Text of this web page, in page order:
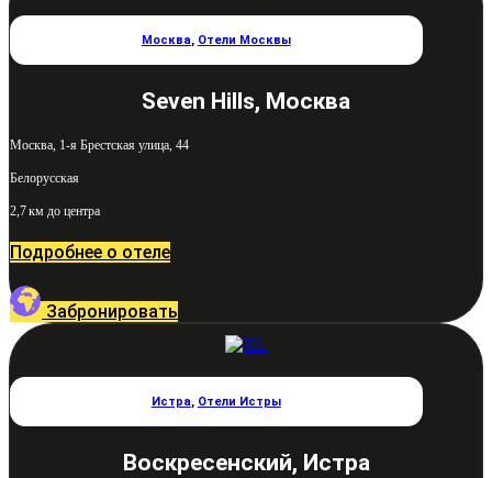
Москва, Отели Москвы
Seven Hills, Москва
Москва, 1-я Брестская улица, 44
Белорусская
2,7 км до центра
Подробнее о отеле
Забронировать
Истра, Отели Истры
Воскресенский, Истра